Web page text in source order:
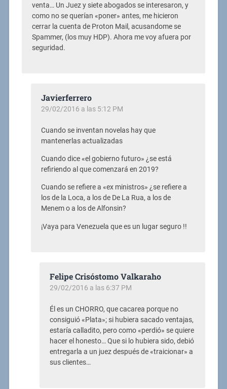
venta… Un Juez y siete abogados se interesaron, y
como no se querían «poner» antes, me hicieron
cerrar la cuenta de Proton Mail, acusandome se
Spammer, (los muy HDP). Ahora me voy afuera por
seguridad.
Javierferrero
29/02/2016 a las 5:12 PM
Cuando se inventan novelas hay que
mantenerlas actualizadas
Cuando dice «el gobierno futuro» ¿se está
refiriendo al que comenzará en 2019?
Cuando se refiere a «ex ministros» ¿se refiere a
los de la Loca, a los de De La Rua, a los de
Menem o a los de Alfonsin?
¡Vaya para Venezuela que es un lugar seguro !!
Felipe Crisóstomo Valkaraho
29/02/2016 a las 6:37 PM
Él es un CHORRO, que cacarea porque no
consiguió «Plata»; si hubiera sacado ventajas,
estaría calladito, pero como «perdió» se quiere
hacer el honesto… Que si lo hubiera sido, debió
entregarla a un juez después de «traicionar» a
sus clientes…